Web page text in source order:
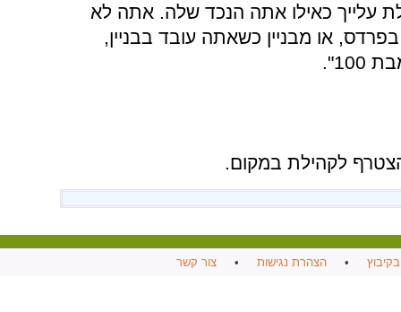
עלייך כאילו אתה הנכד שלה. אתה לא
או מבניין כשאתה עובד בבניין,
לקהילת במקום.
•הצהרת נגישות •צור קשר